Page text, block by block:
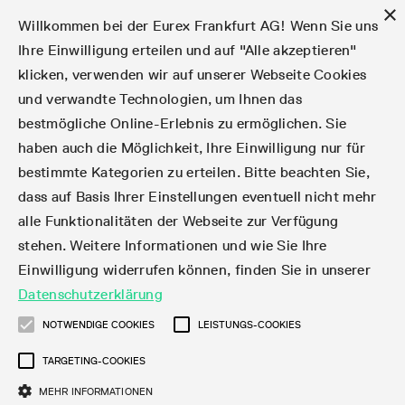
Märkte
Handel
Clear
Daten
Support
Rules & Regs
Find
Märkte
Produktüberblick
Aktien
Aktienindex
Dividenden
Zinsderivate
Fixed Income Futures
Fixed Income-Optionen
Financing of Futures CTDs
Corporate Bond Index Futures
Geldmarktderivate
SARON® Futures
Aktien
Aktienoptionen
Aktien-Futures
Aktien Total Return Futures
Aktienindex
Mini-DAX®
STOXX® Indizes
MSCI Indizes
Total Return Futures
ESG Index Derivatives
Dividenden
Aktien-Dividendenderivate
Aktienindex-Dividendenderivate
Volatilität
VSTOXX®
Varianz-Futures
ETF & ETC
Aktienindex-ETF-Derivate
Fixed Income ETF-Derivate
Exchange Traded Commodities-Derivate
Cryptocurrency
FTSE Bitcoin & Ethereum Derivatives
Rohstoffe
Bloomberg Commodity Indizes
FX
Währungspaare
Handel
Handelskalender
Transaktionsentgelte
Börsenmitgliedschaft
Teilnehmerlisten
Handelskalender
Handelskalender-Archiv
Handelszeiten
Handelsphasen
Verlängerte Handelszeiten
Börsenmitgliedschaft
Zulassungsanforderungen
Clearing-Lizenzen
Teilnehmerlisten
Börsenmitglieder
Market-Making Futures
Market-Making Optionen
ISV & Service Provider
3rd Party Information Provider
Datenanbieter
Orderbuch-Handel
Matching-Prinzipien
Strategiehandel
Orderarten
Orderverarbeitung
Kontenstruktur
Eurex T7 Entry Services
Multilaterale und Brokerage-Funktionalität
Block Trades
T7 Entry Service via E-Mail
Vola Trades
Zusätzliche Kontraktvarianten
Exchange for Physicals
Handelsprogramme
StrategyMaster
VarianceCalculator
Margin Calculators
Eurex Clearing Prisma Margin Calculators
RBM Calculator
Daten
Statistiken
Automatischer File Download
Real-time Daten
Historische Daten
Statistiken
Online-Marktstatistiken
Tagesstatistiken
Monatsstatistiken
Handelsstatistiken
Snapshot Summary Reports
Handels-Files
Produktparameter Files
T7 Entry Service-Parameter
EFS Trades
EFP-Fin Trades
EFP-Index Trades
MiFID2 Instrumente zu Rohstoff-Derivaten
Clearing-Files
Notifizierte Anleihen | Lieferbare Anleihen und
Konvertierungsfaktoren
Risikoparameter und Initial Margins
Wertpapiere Margin-Gruppen und -Klassen
Haircut und Bereinigter Wechselkurs
Rules & Regs
Eurex Regelwerke
Eurex Repo Regelwerke
Kapitalmaßnahmen
Eurex-Derivate in den USA
Order-Transaktions-Verhältnis
Entgelt für exzessive Systemnutzung
Kapitalmaßnahmen
Informationen über Kapitalmaßnahmen
Verfahren bei Kapitalmaßnahmen
MiFID II/MiFIR
DEA-DMA
Nachhandelstransparenz
Find
Corporate Action Information Subskription
Rundschreiben & Newsflashes abonnieren
Rundschreiben & Mailings
News
Webcasts & Videos
Publikationen
Kontakte und Lokationen
Adressen
Regionale Sales Kontakte
Training
E-Vorlesungen
IFM Screencasts
Über uns
Der Handelsplatz
Kernkompetenzen
Das Unternehmen
English简体繁体한국어
×
Willkommen bei der Eurex Frankfurt AG! Wenn Sie uns
Ihre Einwilligung erteilen und auf "Alle akzeptieren"
klicken, verwenden wir auf unserer Webseite Cookies
und verwandte Technologien, um Ihnen das
bestmögliche Online-Erlebnis zu ermöglichen. Sie
haben auch die Möglichkeit, Ihre Einwilligung nur für
bestimmte Kategorien zu erteilen. Bitte beachten Sie,
dass auf Basis Ihrer Einstellungen eventuell nicht mehr
alle Funktionalitäten der Webseite zur Verfügung
stehen. Weitere Informationen und wie Sie Ihre
Einwilligung widerrufen können, finden Sie in unserer
Datenschutzerklärung
NOTWENDIGE COOKIES LEISTUNGS-COOKIES
TARGETING-COOKIES
MEHR INFORMATIONEN